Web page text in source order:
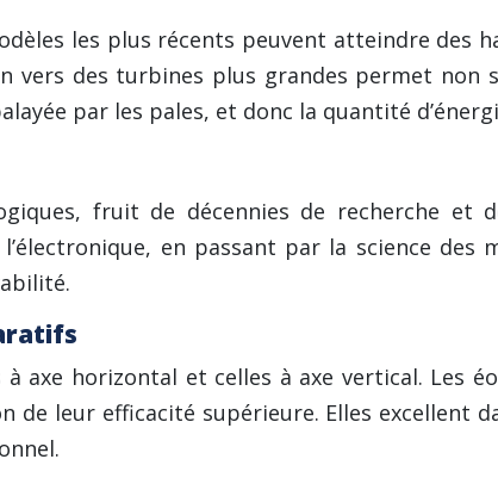
les plus récents peuvent atteindre des
vers des turbines plus grandes permet non
par les pales, et donc la quantité
fruit de décennies de recherche et
en passant par la science des
axe horizontal et celles à axe vertical. Les
leur efficacité supérieure. Elles excellent